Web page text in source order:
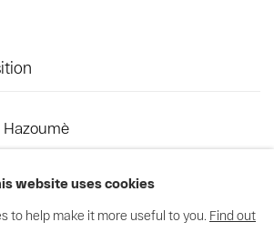
website uses cookies
to help make it more useful to you. Find out